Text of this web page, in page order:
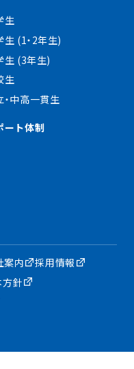
生
生 (1・2年生)
生 (3年生)
生
・中高一貫生
ート体制
案内
採用情報
方針